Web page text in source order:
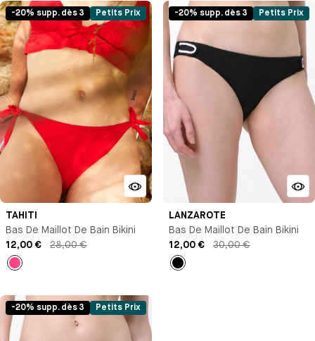
-20% supp. dès 3 Petits Prix
TAHITI
Bas De Maillot De Bain Bikini
12,00 €
28,00 €
-20% supp. dès 3 Petits Prix
LANZAROTE
Bas De Maillot De Bain Bikini
12,00 €
30,00 €
-20% supp. dès 3 Petits Prix